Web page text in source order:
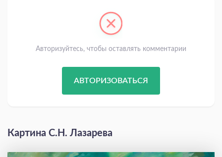
Авторизуйтесь, чтобы оставлять комментарии
АВТОРИЗОВАТЬСЯ
Картина С.Н. Лазарева